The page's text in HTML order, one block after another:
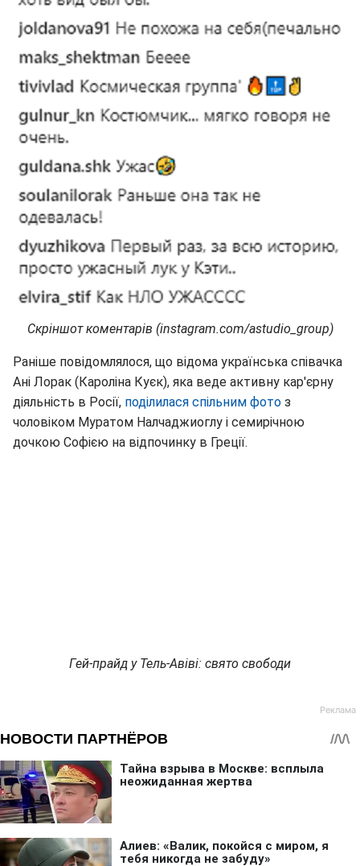
Скріншот коментарів (instagram.com/astudio_group)
Раніше повідомлялося, що відома українська співачка
Ані Лорак (Кароліна Куєк), яка веде активну кар'єрну
діяльність в Росії, поділилася спільним фото з
чоловіком Муратом Налчаджиоглу і семирічною
дочкою Софією на відпочинку в Греції.
Гей-прайд у Тель-Авіві: свято свободи